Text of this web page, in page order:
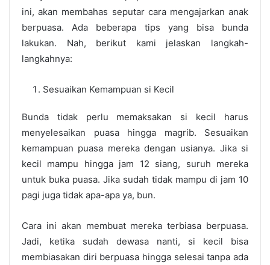
ini, akan membahas seputar cara mengajarkan anak
berpuasa. Ada beberapa tips yang bisa bunda
lakukan. Nah, berikut kami jelaskan langkah-
langkahnya:
Sesuaikan Kemampuan si Kecil
Bunda tidak perlu memaksakan si kecil harus
menyelesaikan puasa hingga magrib. Sesuaikan
kemampuan puasa mereka dengan usianya. Jika si
kecil mampu hingga jam 12 siang, suruh mereka
untuk buka puasa. Jika sudah tidak mampu di jam 10
pagi juga tidak apa-apa ya, bun.
Cara ini akan membuat mereka terbiasa berpuasa.
Jadi, ketika sudah dewasa nanti, si kecil bisa
membiasakan diri berpuasa hingga selesai tanpa ada